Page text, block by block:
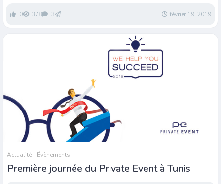
0 378 3 février 19, 2019
Actualité Évènements
Première journée du Private Event à Tunis